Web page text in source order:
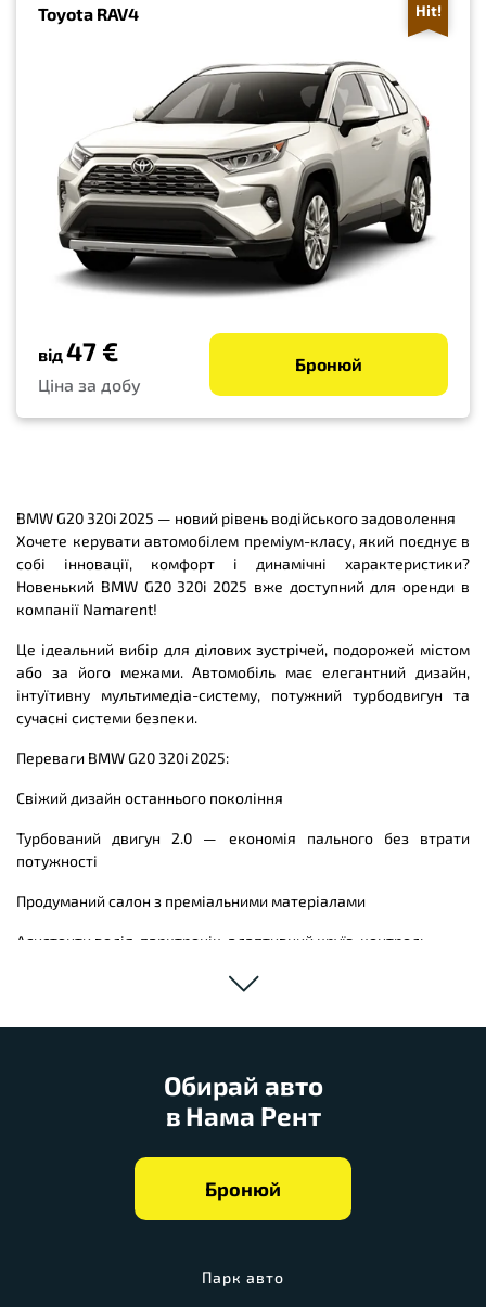
Toyota RAV4 Hit!
від47 €
Ціна за добу
Бронюй
BMW G20 320i 2025 — новий рівень водійського задоволення
Хочете керувати автомобілем преміум-класу, який поєднує в
собі інновації, комфорт і динамічні характеристики?
Новенький BMW G20 320i 2025 вже доступний для оренди в
компанії Namarent!
Це ідеальний вибір для ділових зустрічей, подорожей містом
або за його межами. Автомобіль має елегантний дизайн,
інтуїтивну мультимедіа-систему, потужний турбодвигун та
сучасні системи безпеки.
Переваги BMW G20 320i 2025:
Свіжий дизайн останнього покоління
Турбований двигун 2.0 — економія пального без втрати
потужності
Продуманий салон з преміальними матеріалами
Асистенти водія, парктронік, адаптивний круїз-контроль
✅ Гнучкі тарифи на подобову та довгострокову оренду
✅ Швидке оформлення без бюрократії
✅ Професійна підтримка клієнтів 24/7
Плануєте зустріч, відрядження або просто хочете спробувати
щось нове? Орендуйте BMW G20 320i 2025 в Namarent і
Парк авто
Обирай авто
в Нама Рент
Бронюй